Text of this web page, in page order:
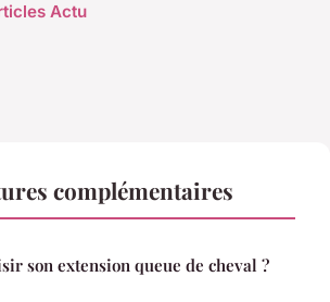
Actu
complémentaires
son extension queue de cheval ?